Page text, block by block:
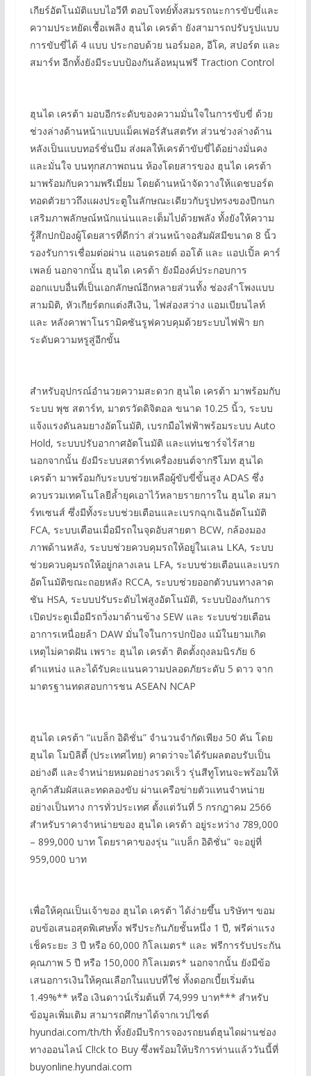
เกียร์อัตโนมัติแบบไอวีที ตอบโจทย์ทั้งสมรรถนะการขับขี่และ
ความประหยัดเชื้อเพลิง ฮุนได เครต้า ยังสามารถปรับรูปแบบ
การขับขี่ได้ 4 แบบ ประกอบด้วย นอร์มอล, อีโค, สปอร์ต และ
สมาร์ท อีกทั้งยังมีระบบป้องกันล้อหมุนฟรี Traction Control
ฮุนได เครต้า มอบอีกระดับของความมั่นใจในการขับขี่ ด้วย
ช่วงล่างด้านหน้าแบบแม็คเฟอร์สันสตรัท ส่วนช่วงล่างด้าน
หลังเป็นแบบทอร์ชั่นบีม ส่งผลให้เครต้าขับขี่ได้อย่างมั่นคง
และมั่นใจ บนทุกสภาพถนน ห้องโดยสารของ ฮุนได เครต้า
มาพร้อมกับความพรีเมี่ยม โดยด้านหน้าจัดวางให้แดชบอร์ด
ทอดตัวยาวถึงแผงประตูในลักษณะเดียวกับรูปทรงของปีกนก
เสริมภาพลักษณ์หนักแน่นและเต็มไปด้วยพลัง ทั้งยังให้ความ
รู้สึกปกป้องผู้โดยสารที่ดีกว่า ส่วนหน้าจอสัมผัสมีขนาด 8 นิ้ว
รองรับการเชื่อมต่อผ่าน แอนดรอยด์ ออโต้ และ แอปเปิ้ล คาร์
เพลย์ นอกจากนั้น ฮุนได เครต้า ยังมีองค์ประกอบการ
ออกแบบอื่นที่เป็นเอกลักษณ์อีกหลายส่วนทั้ง ช่องลำโพงแบบ
สามมิติ, หัวเกียร์ตกแต่งสีเงิน, ไฟส่องสว่าง แอมเบียนไลท์
และ หลังคาพาโนรามิคซันรูฟควบคุมด้วยระบบไฟฟ้า ยก
ระดับความหรูสู่อีกขั้น
สำหรับอุปกรณ์อำนวยความสะดวก ฮุนได เครต้า มาพร้อมกับ
ระบบ พุช สตาร์ท, มาตรวัดดิจิตอล ขนาด 10.25 นิ้ว, ระบบ
แจ้งแรงดันลมยางอัตโนมัติ, เบรกมือไฟฟ้าพร้อมระบบ Auto
Hold, ระบบปรับอากาศอัตโนมัติ และแท่นชาร์จไร้สาย
นอกจากนั้น ยังมีระบบสตาร์ทเครื่องยนต์จากรีโมท ฮุนได
เครต้า มาพร้อมกับระบบช่วยเหลือผู้ขับขี่ขั้นสูง ADAS ซึ่ง
ควบรวมเทคโนโลยีล้ำยุคเอาไว้หลายรายการใน ฮุนได สมา
ร์ทเซนส์ ซึ่งมีทั้งระบบช่วยเตือนและเบรกฉุกเฉินอัตโนมัติ
FCA, ระบบเตือนเมื่อมีรถในจุดอับสายตา BCW, กล้องมอง
ภาพด้านหลัง, ระบบช่วยควบคุมรถให้อยู่ในเลน LKA, ระบบ
ช่วยควบคุมรถให้อยู่กลางเลน LFA, ระบบช่วยเตือนและเบรก
อัตโนมัติขณะถอยหลัง RCCA, ระบบช่วยออกตัวบนทางลาด
ชัน HSA, ระบบปรับระดับไฟสูงอัตโนมัติ, ระบบป้องกันการ
เปิดประตูเมื่อมีรถวิ่งมาด้านข้าง SEW และ ระบบช่วยเตือน
อาการเหนื่อยล้า DAW มั่นใจในการปกป้อง แม้ในยามเกิด
เหตุไม่คาดฝัน เพราะ ฮุนได เครต้า ติดตั้งถุงลมนิรภัย 6
ตำแหน่ง และได้รับคะแนนความปลอดภัยระดับ 5 ดาว จาก
มาตรฐานทดสอบการชน ASEAN NCAP
ฮุนได เครต้า “แบล็ก อิดิชั่น” จำนวนจำกัดเพียง 50 คัน โดย
ฮุนได โมบิลิตี้ (ประเทศไทย) คาดว่าจะได้รับผลตอบรับเป็น
อย่างดี และจำหน่ายหมดอย่างรวดเร็ว รุ่นสีทูโทนจะพร้อมให้
ลูกค้าสัมผัสและทดลองขับ ผ่านเครือข่ายตัวแทนจำหน่าย
อย่างเป็นทาง การทั่วประเทศ ตั้งแต่วันที่ 5 กรกฎาคม 2566
สำหรับราคาจำหน่ายของ ฮุนได เครต้า อยู่ระหว่าง 789,000
– 899,000 บาท โดยราคาของรุ่น “แบล็ก อิดิชั่น” จะอยู่ที่
959,000 บาท
เพื่อให้คุณเป็นเจ้าของ ฮุนได เครต้า ได้ง่ายขึ้น บริษัทฯ ขอม
อบข้อเสนอสุดพิเศษทั้ง ฟรีประกันภัยชั้นหนึ่ง 1 ปี, ฟรีค่าแรง
เช็คระยะ 3 ปี หรือ 60,000 กิโลเมตร* และ ฟรีการรับประกัน
คุณภาพ 5 ปี หรือ 150,000 กิโลเมตร* นอกจากนั้น ยังมีข้อ
เสนอการเงินให้คุณเลือกในแบบที่ใช่ ทั้งดอกเบี้ยเริ่มต้น
1.49%** หรือ เงินดาวน์เริ่มต้นที่ 74,999 บาท*** สำหรับ
ข้อมูลเพิ่มเติม สามารถศึกษาได้จากเวปไซต์
hyundai.com/th/th ทั้งยังมีบริการจองรถยนต์ฮุนไดผ่านช่อง
ทางออนไลน์ Cl!ck to Buy ซึ่งพร้อมให้บริการท่านแล้ววันนี้ที่
buyonline.hyundai.com